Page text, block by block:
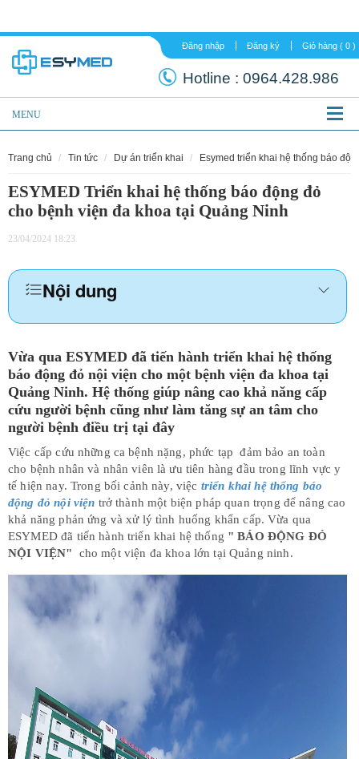
Đăng nhập Đăng ký
Hotline :
MENU
trang chủ tin tức dự án triển khai esymed triển khai hệ thống báo
ESYMED Triển khai hệ thống báo động đỏ
cho bệnh viện đa khoa tại Quảng Ninh
23/04/2024 18:23
Nội dung
Vừa qua ESYMED đã tiến hành triển khai hệ thống
báo động đỏ nội viện cho một bệnh viện đa khoa tại
Quảng Ninh. Hệ thống giúp nâng cao khả năng cấp
cứu người bệnh cũng như làm tăng sự an tâm cho
người bệnh điều trị tại đây
Việc cấp cứu những ca bệnh nặng, phức tạp đảm bảo an toàn
cho bệnh nhân và nhân viên là ưu tiên hàng đầu trong lĩnh vực y
tế hiện nay. Trong bối cảnh này, việc triển khai hệ thống báo
động đỏ nội viện trở thành một biện pháp quan trọng để nâng cao
khả năng phản ứng và xử lý tình huống khẩn cấp. Vừa qua
ESYMED đã tiến hành triển khai hệ thống " BÁO ĐỘNG ĐỎ
NỘI VIỆN" cho một viện đa khoa lớn tại Quảng ninh.